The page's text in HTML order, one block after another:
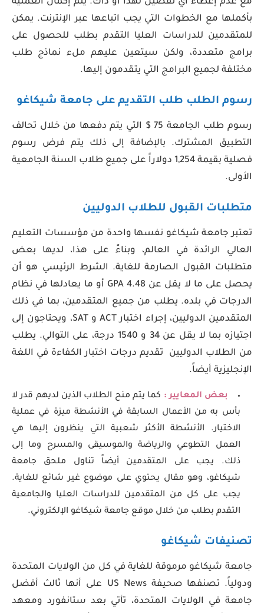
مع عدم إعطاء أي تفضيل لهذا أو ذاك. يتم إكمال العملية
بأكملها مع الخطوات التي يجب اتباعها عبر الإنترنت. يمكن
للمتقدمين للدراسات العليا التقدم بطلب للحصول على
برامج متعددة، ولكن سيتعين عليهم ملء نماذج طلب
مختلفة لجميع البرامج التي يتقدمون إليها.
رسوم الطلب طلب التقديم على جامعة شيكاغو
رسوم طلب الجامعة 75 $ التي يتم دفعها من خلال تحالف
التطبيق المشترك. بالإضافة إلى ذلك يتم فرض رسوم
فصلية بقيمة 1,254 دولاراً على جميع طلاب السنة الجامعية
الأولى.
متطلبات القبول للطلاب الدوليين
تعتبر جامعة شيكاغو نفسها واحدة من مؤسسات التعليم
العالي الرائدة في العالم، وبناءً على هذا، لديها بعض
متطلبات القبول الصارمة للغاية. الشرط الرئيسي هو أن
يحصل على ما لا يقل عن 4.48 GPA أو ما يعادلها في نظام
الدرجات في بلده. يطلب من جميع المتقدمين، بما في ذلك
المتقدمين الدوليين، إجراء اختبار ACT و SAT، ويحتاجون إلى
اجتيازه بما لا يقل عن 34 و 1540 درجة، على التوالي. يطلب
من الطلاب الدوليين تقديم درجات اختبار الكفاءة في اللغة
الإنجليزية أيضاً.
بعض المعايير : كما يتم منح الطلاب الذين لديهم قدر لا
بأس به من الأعمال السابقة في الأنشطة ميزة في عملية
الاختيار. الأنشطة الأكثر شعبية التي ينظرون إليها هي
العمل التطوعي والرياضة والموسيقى والمسرح وما إلى
ذلك. يجب على المتقدمين أيضاً تناول ملحق جامعة
شيكاغو، وهو مقال يحتوي على موضوع غير شائع للغاية.
يجب على كل من المتقدمين للدراسات العليا والجامعية
التقدم بطلب من خلال موقع جامعة شيكاغو الإلكتروني.
تصنيفات شيكاغو
جامعة شيكاغو مرموقة للغاية في كل من الولايات المتحدة
ودولياً. تصنفها صحيفة US News على أنها ثالث أفضل
جامعة في الولايات المتحدة، تأتي بعد ستانفورد ومعهد